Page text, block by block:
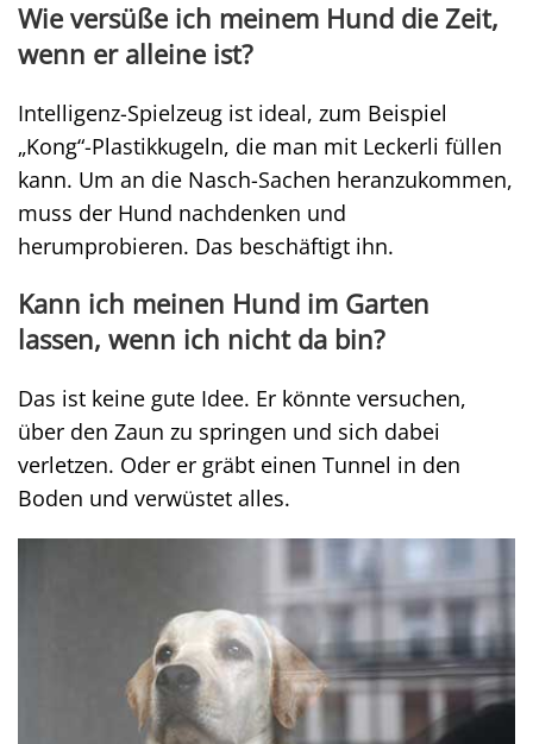
Wie versüße ich meinem Hund die Zeit,
wenn er alleine ist?
Intelligenz-Spielzeug ist ideal, zum Beispiel
„Kong“-Plastikkugeln, die man mit Leckerli füllen
kann. Um an die Nasch-Sachen heranzukommen,
muss der Hund nachdenken und
herumprobieren. Das beschäftigt ihn.
Kann ich meinen Hund im Garten
lassen, wenn ich nicht da bin?
Das ist keine gute Idee. Er könnte versuchen,
über den Zaun zu springen und sich dabei
verletzen. Oder er gräbt einen Tunnel in den
Boden und verwüstet alles.